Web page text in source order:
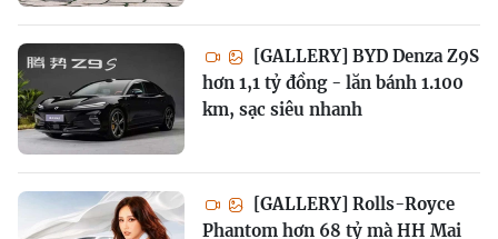
[GALLERY] BYD Denza Z9S
hơn 1,1 tỷ đồng - lăn bánh 1.100
km, sạc siêu nhanh
[GALLERY] Rolls-Royce
Phantom hơn 68 tỷ mà HH Mai